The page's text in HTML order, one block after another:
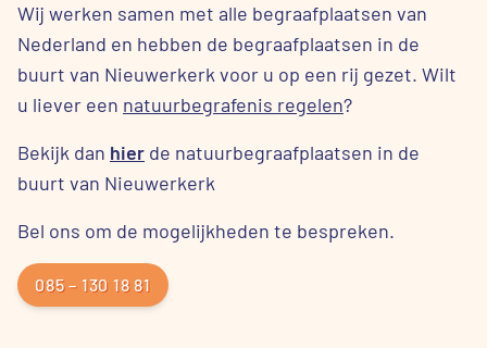
Wij werken samen met alle begraafplaatsen van
Nederland en hebben de begraafplaatsen in de
buurt van Nieuwerkerk voor u op een rij gezet. Wilt
u liever een natuurbegrafenis regelen?
Bekijk dan hier de natuurbegraafplaatsen in de
buurt van Nieuwerkerk
Bel ons om de mogelijkheden te bespreken.
085 – 130 18 81